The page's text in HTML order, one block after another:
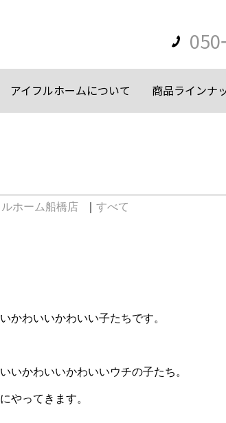
050
アイフルホームについて 商品ラインナ
ホーム船橋店 すべて
かわいいかわいい子たちです。
いかわいいかわいいウチの子たち。
やってきます。